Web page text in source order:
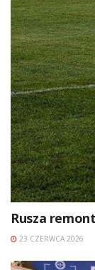
Rusza
23 CZERWCA 2026